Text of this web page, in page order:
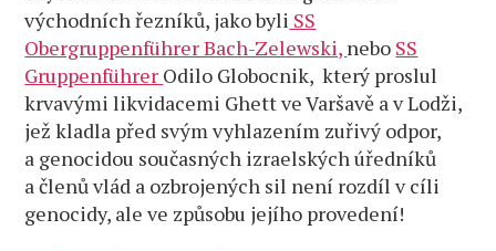
východních řezníků, jako byli SS
Obergruppenführer Bach-Zelewski, nebo SS
Gruppenführer Odilo Globocnik, který proslul
krvavými likvidacemi Ghett ve Varšavě a v Lodži,
jež kladla před svým vyhlazením zuřivý odpor,
a genocidou současných izraelských úředníků
a členů vlád a ozbrojených sil není rozdíl v cíli
genocidy, ale ve způsobu jejího provedení!